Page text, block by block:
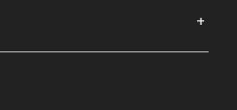
+